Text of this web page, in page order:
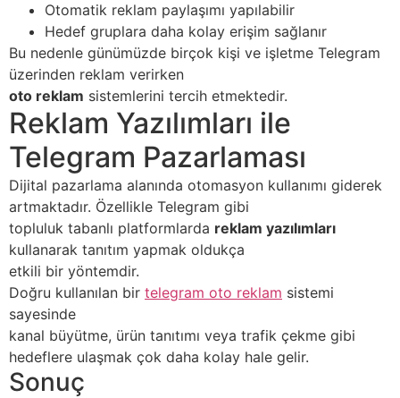
Otomatik reklam paylaşımı yapılabilir
Hedef gruplara daha kolay erişim sağlanır
Bu nedenle günümüzde birçok kişi ve işletme Telegram
üzerinden reklam verirken
oto reklam sistemlerini tercih etmektedir.
Reklam Yazılımları ile
Telegram Pazarlaması
Dijital pazarlama alanında otomasyon kullanımı giderek
artmaktadır. Özellikle Telegram gibi
topluluk tabanlı platformlarda reklam yazılımları
kullanarak tanıtım yapmak oldukça
etkili bir yöntemdir.
Doğru kullanılan bir telegram oto reklam sistemi
sayesinde
kanal büyütme, ürün tanıtımı veya trafik çekme gibi
hedeflere ulaşmak çok daha kolay hale gelir.
Sonuç